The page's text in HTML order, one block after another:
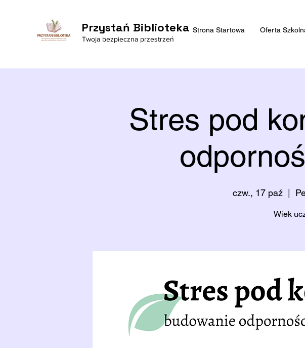
Przystań Biblioteka
Twoja bezpieczna przestrzeń
Strona Startowa Oferta
Stres pod
czw., 17 paź
  |
Wiek